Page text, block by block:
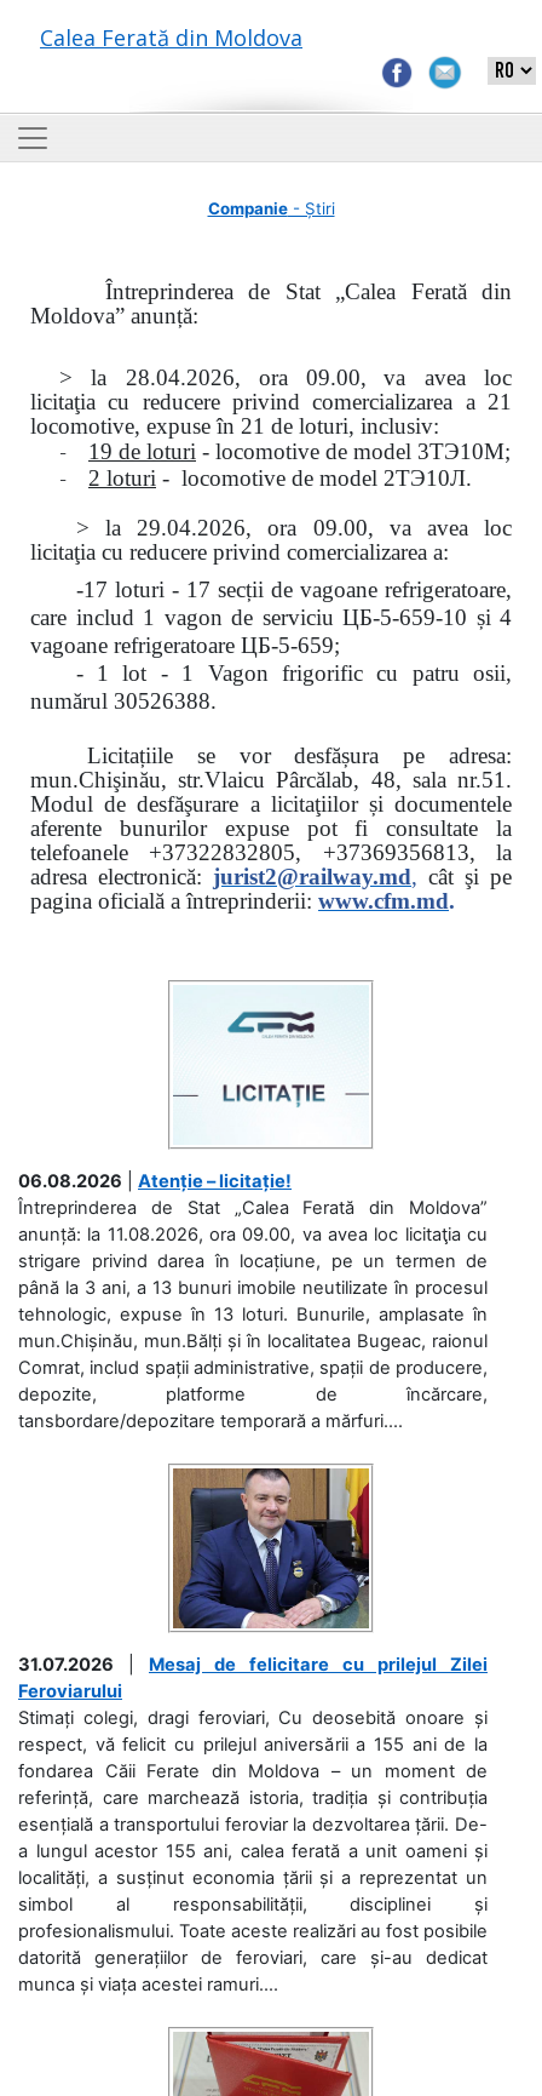
Calea Ferată din Moldova
Companie- Știri
Întreprinderea de Stat „Calea Ferată din
Moldova” anunță:
> la 28.04.2026, ora 09.00,
va avea loc
licitaţiacu reducere privind comercializarea a 21
locomotive, expuse în 21 de loturi, inclusiv:
- 19 de loturi - locomotive de model 3ТЭ10М;
- 2 loturi - locomotive de model 2ТЭ10Л.
> la 29.04.2026, ora 09.00, va avea loc
licitaţia cu reducere privind comercializarea a:
-17 loturi - 17 secții de vagoane refrigeratoare,
care includ 1 vagon de serviciu ЦБ-5-659-10 și 4
vagoane refrigeratoare ЦБ-5-659;
- 1 lot - 1 Vagon frigorific cu patru osii,
numărul 30526388.
Licitațiile se vor desfășura pe adresa:
mun.Chişinău, str.Vlaicu Pârcălab, 48, sala nr.51.
Modul de desfăşurare a licitaţiilor și documentele
aferente bunurilor expuse pot fi consultate la
telefoanele +37322832805, +37369356813, la
adresa electronică: jurist2@railway.md, cât şi pe
pagina oficială a întreprinderii: www.cfm.md.
06.08.2026
Atenție – licitație!
Întreprinderea de Stat „Calea Ferată din Moldova”
anunță: la 11.08.2026, ora 09.00, va avea loc licitaţia cu
strigare privind darea în locațiune, pe un termen de
până la 3 ani, a 13 bunuri imobile neutilizate în procesul
tehnologic, expuse în 13 loturi. Bunurile, amplasate în
mun.Chișinău, mun.Bălți și în localitatea Bugeac, raionul
Comrat, includ spații administrative, spații de producere,
depozite, platforme de încărcare,
tansbordare/depozitare temporară a mărfuri....
31.07.2026
Mesaj de felicitare cu prilejul Zilei
Feroviarului
Stimați colegi, dragi feroviari, Cu deosebită onoare și
respect, vă felicit cu prilejul aniversării a 155 ani de la
fondarea Căii Ferate din Moldova – un moment de
referință, care marchează istoria, tradiția și contribuția
esențială a transportului feroviar la dezvoltarea țării. De-
a lungul acestor 155 ani, calea ferată a unit oameni și
localități, a susținut economia țării și a reprezentat un
simbol al responsabilității, disciplinei și
profesionalismului. Toate aceste realizări au fost posibile
datorită generațiilor de feroviari, care și-au dedicat
munca și viața acestei ramuri....